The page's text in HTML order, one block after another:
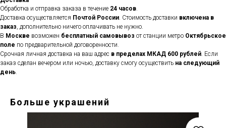
Обработка и отправка заказа в течение 24 часов.
Доставка осуществляется Почтой России. Стоимость доставки включена в
заказ, дополнительно ничего оплачивать не нужно.
В Москве возможен бесплатный самовывоз от станции метро Октябрьское
поле по предварительной договоренности.
Срочная личная доставка на ваш адрес в пределах МКАД 600 рублей. Если
заказ сделан вечером или ночью, доставку смогу осуществить на следующий
день.
Больше украшений